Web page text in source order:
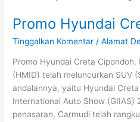
Promo Hyundai
Tinggalkan Komentar /Alamat
Promo Hyundai Creta
(HMID) telah meluncurkan SUV
andalannya, yaitu Hyundai
International Auto Show (GIIAS)
penasaran, Carmudi telah
Creta